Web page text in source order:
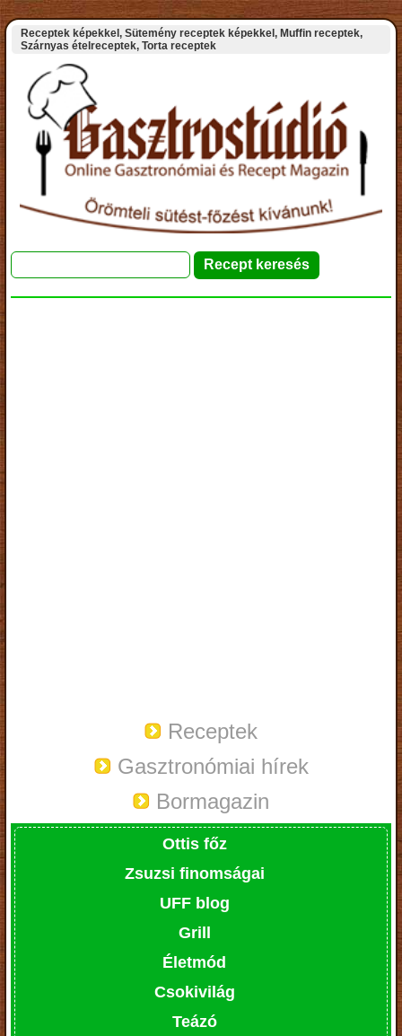
Receptek képekkel, Sütemény receptek képekkel, Muffin receptek,
Szárnyas ételreceptek, Torta receptek
Receptek
Gasztronómiai hírek
Bormagazin
Ottis főz
Zsuzsi finomságai
UFF blog
Grill
Életmód
Csokivilág
Teázó